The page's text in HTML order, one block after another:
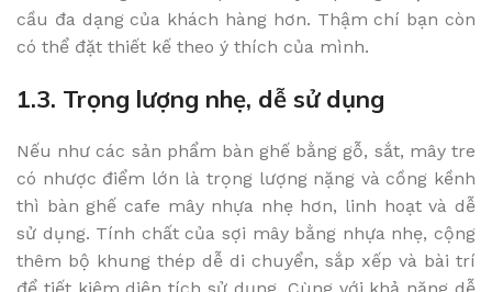
cầu đa dạng của khách hàng hơn. Thậm chí bạn còn
có thể đặt thiết kế theo ý thích của mình.
1.3. Trọng lượng nhẹ, dễ sử dụng
Nếu như các sản phẩm bàn ghế bằng gỗ, sắt, mây tre
có nhược điểm lớn là trọng lượng nặng và cồng kềnh
thì bàn ghế cafe mây nhựa nhẹ hơn, linh hoạt và dễ
sử dụng. Tính chất của sợi mây bằng nhựa nhẹ, cộng
thêm bộ khung thép dễ di chuyển, sắp xếp và bài trí